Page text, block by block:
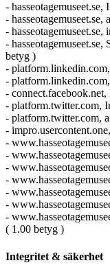
-
-
-
-
betyg )
-
-
-
- platform.twitter.com,
- platform.twitter.com,
-
-
-
-
-
-
-
-
( 1.00 betyg )
Integritet & säkerhet